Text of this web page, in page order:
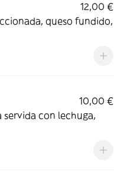
12,00 €
queso fundido,
10,00 €
servida con lechuga,